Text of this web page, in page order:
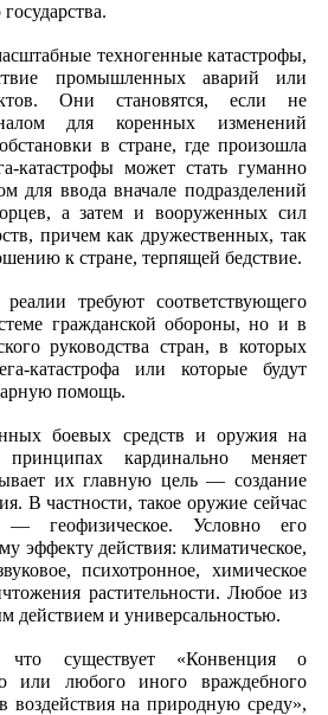
техногенные катастрофы,
промышленных аварий или
Они становятся, если не
для коренных изменений
в стране, где произошла
катастрофы может стать гуманно
для ввода вначале подразделений
а затем и вооруженных сил
причем как дружественных, так
к стране, терпящей бедствие.
требуют соответствующего
гражданской обороны, но и в
руководства стран, в которых
катастрофа или которые будут
помощь.
боевых средств и оружия на
кардинально меняет
их главную цель — создание
В частности, такое оружие сейчас
— геофизическое. Условно его
эффекту действия: климатическое,
психотронное, химическое
растительности. Любое из
действием и универсальностью.
существует «Конвенция о
или любого иного враждебного
воздействия на природную среду»,